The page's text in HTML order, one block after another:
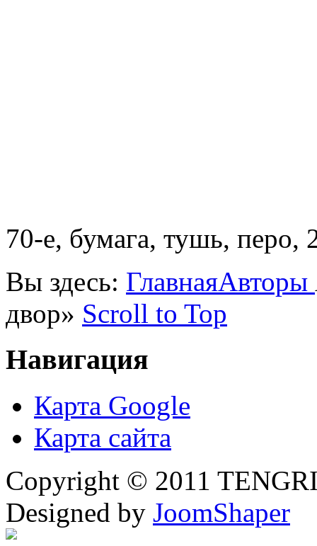
70-е, бумага, тушь, перо,
Вы здесь: ГлавнаяАвторы
двор» Scroll to Top
Навигация
Карта Google
Карта сайта
Copyright © 2011
Designed by JoomShaper